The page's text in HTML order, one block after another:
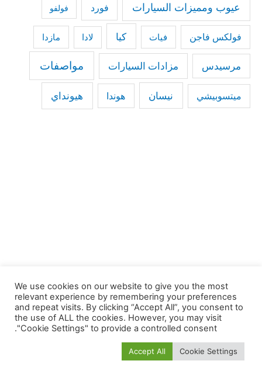
عيوب ومميزات السيارات فورد فولفو
فولكس فاجن فيات كيا لادا مازدا
مرسيدس مزادات السيارات مواصفات
ميتسوبيشي نيسان هوندا هيونداي
We use cookies on our website to give you the most
relevant experience by remembering your preferences
and repeat visits. By clicking “Accept All”, you consent to
the use of ALL the cookies. However, you may visit
"Cookie Settings" to provide a controlled consent.
Cookie Settings
Accept All